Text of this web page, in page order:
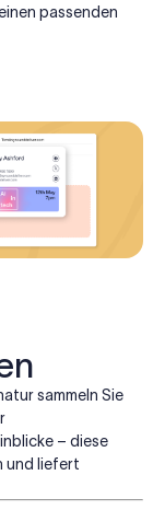
passenden
sammeln Sie
– diese
und liefert